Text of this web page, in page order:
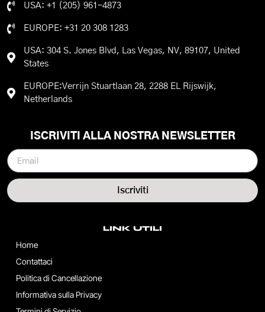
USA: +1 (205) 961-4873
EUROPE: +31 20 308 1283
USA: 304 S. Jones Blvd, Las Vegas, NV, 89107, United
States
EUROPE:Verrijn Stuartlaan 28, 2288 EL Rijswijk,
Netherlands
LINK UTILI
Home
Contattaci
Politica di Cancellazione
Informativa sulla Privacy
ISCRIVITI ALLA NOSTRA NEWSLETTER
Iscriviti